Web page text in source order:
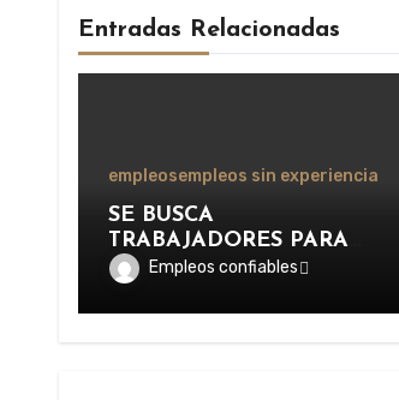
Entradas Relacionadas
empleosempleos sin experiencia
SE BUSCA
TRABAJADORES PARA
APOYAR LAS
OPERACIONES DE
DISTRIBUCIÓN Y
Empleos confiables